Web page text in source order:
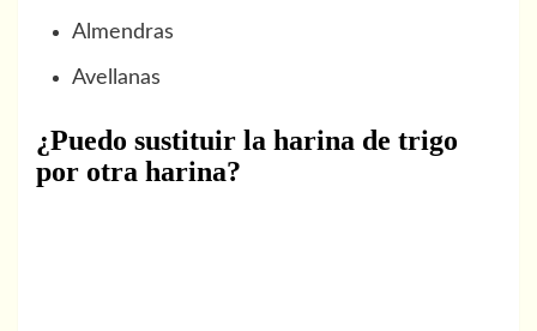
Almendras
Avellanas
¿Puedo sustituir la harina de trigo
por otra harina?